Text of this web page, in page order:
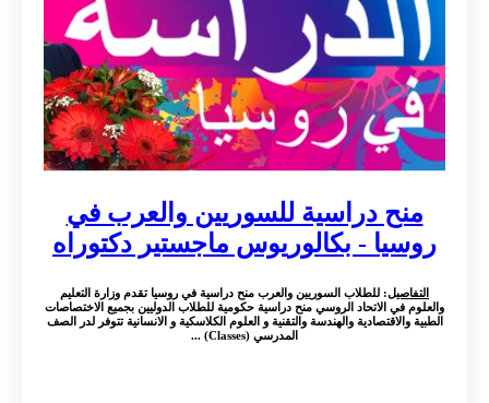
منح دراسية للسوريين والعرب في
روسيا - بكالوريوس ماجستير دكتوراه
التفاصيل: للطلاب السوريين والعرب منح دراسية في روسيا تقدم وزارة التعليم
والعلوم في الاتحاد الروسي منح دراسية حكومية للطلاب الدوليين بجميع الاختصاصات
الطبية والاقتصادية والهندسة والتقنية و العلوم الكلاسكية و الانسانية تتوفر لدر الصف
المدرسي (Classes) ...